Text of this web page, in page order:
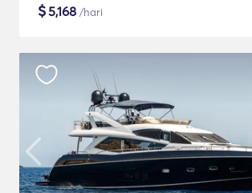
$5,168 /hari